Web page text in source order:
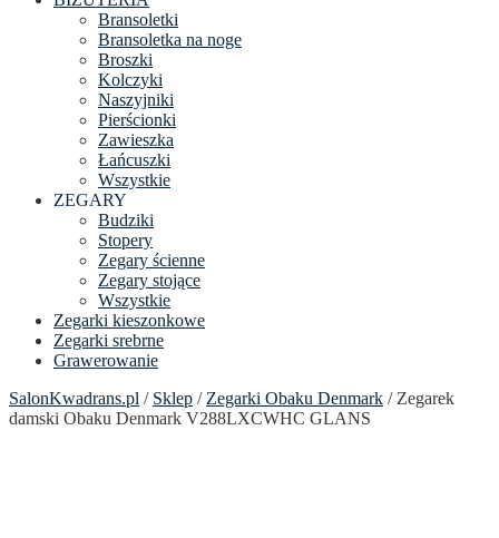
Bransoletki
Bransoletka na noge
Broszki
Kolczyki
Naszyjniki
Pierścionki
Zawieszka
Łańcuszki
Wszystkie
ZEGARY
Budziki
Stopery
Zegary ścienne
Zegary stojące
Wszystkie
Zegarki kieszonkowe
Zegarki srebrne
Grawerowanie
SalonKwadrans.pl / Sklep / Zegarki Obaku Denmark / Zegarek
damski Obaku Denmark V288LXCWHC GLANS